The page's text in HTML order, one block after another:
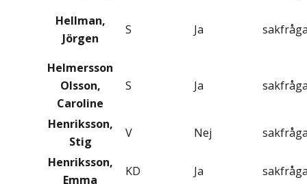
Hellman,
Jörgen
S Ja
Helmersson
Olsson,
Caroline
S Ja
Henriksson,
Stig
V Nej
Henriksson,
Emma
KD Ja